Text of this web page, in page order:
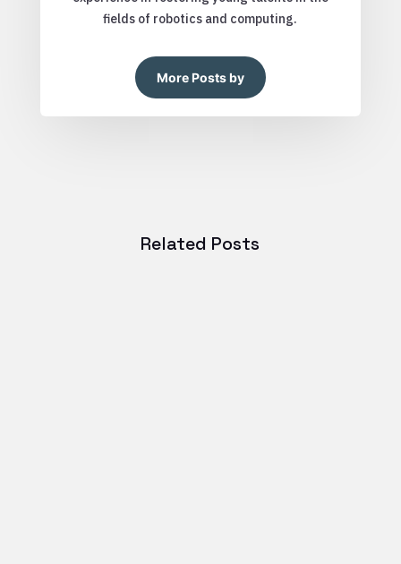
fields of robotics and computing.
More Posts by
Related Posts